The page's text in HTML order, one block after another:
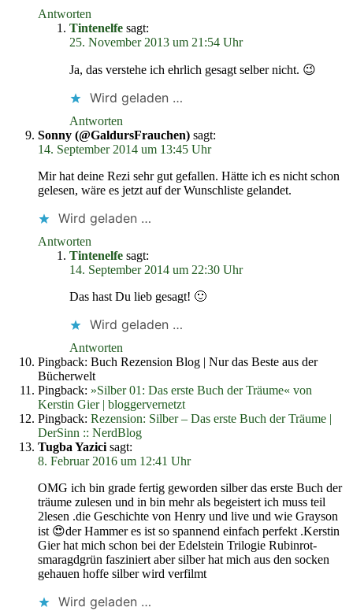
Antworten
Tintenelfe sagt:
25. November 2013 um 21:54 Uhr
Ja, das verstehe ich ehrlich gesagt selber nicht. 😉
Wird geladen …
Antworten
Sonny (@GaldursFrauchen) sagt:
14. September 2014 um 13:45 Uhr
Mir hat deine Rezi sehr gut gefallen. Hätte ich es nicht schon
gelesen, wäre es jetzt auf der Wunschliste gelandet.
Wird geladen …
Antworten
Tintenelfe sagt:
14. September 2014 um 22:30 Uhr
Das hast Du lieb gesagt! 🙂
Wird geladen …
Antworten
Pingback: Buch Rezension Blog | Nur das Beste aus der
Bücherwelt
Pingback: »Silber 01: Das erste Buch der Träume« von
Kerstin Gier | bloggervernetzt
Pingback: Rezension: Silber – Das erste Buch der Träume |
DerSinn :: NerdBlog
Tugba Yazici sagt:
8. Februar 2016 um 12:41 Uhr
OMG ich bin grade fertig geworden silber das erste Buch der
träume zulesen und in bin mehr als begeistert ich muss teil
2lesen .die Geschichte von Henry und live und wie Grayson
ist 😍der Hammer es ist so spannend einfach perfekt .Kerstin
Gier hat mich schon bei der Edelstein Trilogie Rubinrot-
smaragdgrün fasziniert aber silber hat mich aus den socken
gehauen hoffe silber wird verfilmt
Wird geladen …